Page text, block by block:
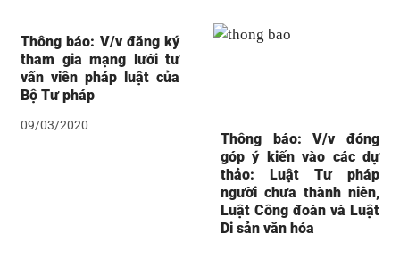
Thông báo: V/v đăng ký
tham gia mạng lưới tư
vấn viên pháp luật của
Bộ Tư pháp
09/03/2020
Thông báo: V/v đóng
góp ý kiến vào các dự
thảo: Luật Tư pháp
người chưa thành niên,
Luật Công đoàn và Luật
Di sản văn hóa